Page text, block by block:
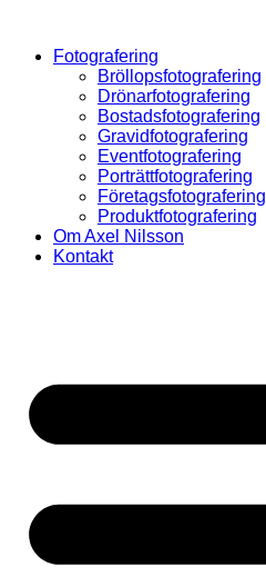
innehållFotografering
Bröllopsfotografering
Drönarfotografering
Bostadsfotografering
Gravidfotografering
Eventfotografering
Porträttfotografering
Företagsfotografering
Produktfotografering
Om Axel Nilsson
Kontakt